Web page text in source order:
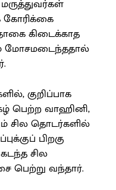
கோரிக்கை
கிடைக்காத
மோசமடைந்ததால்
குறிப்பாக
பெற்ற வாஹினி,
சில தொடர்களில்
பிறகு
சில
பெற்று வந்தார்.